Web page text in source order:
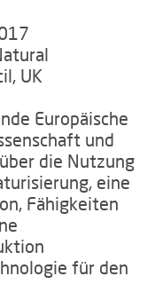
UK
Europäische
und
die Nutzung
eine
Fähigkeiten
für den